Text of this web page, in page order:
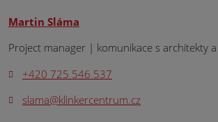
Martin Sláma
Project manager | komunikace s architekty
+420 725 546 537
slama@klinkercentrum.cz